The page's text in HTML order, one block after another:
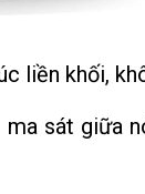
liền khối,
sát giữa